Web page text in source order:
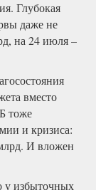
Глубокая
даже не
на 24 июля –
вместо
тоже
и кризиса:
И вложен
у избыточных